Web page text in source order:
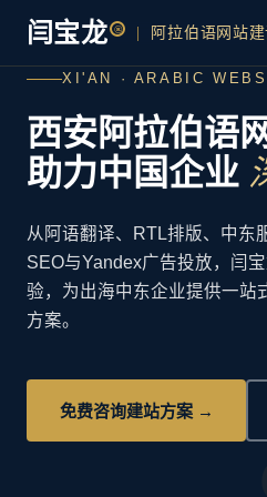
闫宝龙 ® | 阿拉伯语网站建
XI'AN · ARABIC
西安阿拉伯语
助力中国企业
从阿语翻译、RTL排版、中东
SEO与Yandex广告投放，闫
验，为出海中东企业提供一站
方案。
免费咨询建站方案 →